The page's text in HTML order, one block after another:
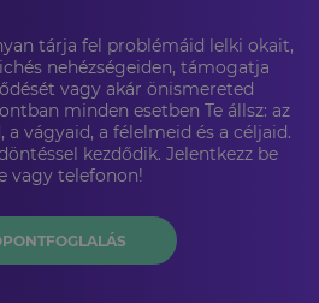
tárja fel problémáid lelki okait,
nehézségeiden, támogatja
vagy akár önismereted
minden esetben Te állsz: az
a vágyaid, a félelmeid és a céljaid.
kezdődik. Jelentkezz be
vagy telefonon!